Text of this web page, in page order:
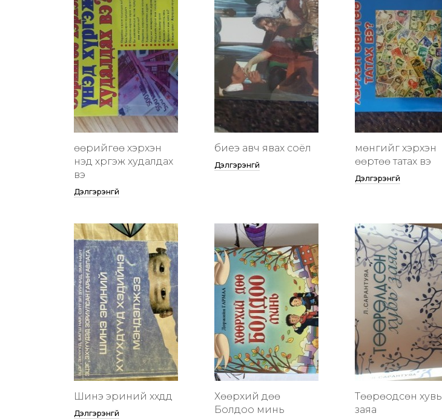
өөрийгөө хэрхэн
үнэд хүргэж худалдах
вэ
Дэлгэрэнгүй
биеэ авч явах соёл
Дэлгэрэнгүй
мөнгийг хэрхэн
өөртөө татах вэ
Дэлгэрэнгүй
Шинэ эриний хүүхдүүд
Дэлгэрэнгүй
Хөөрхий дөө
Болдоо минь
Төөрөодсөн хувь
заяа